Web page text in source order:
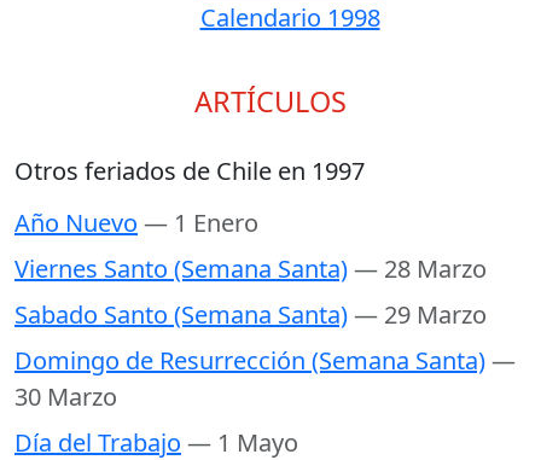
Calendario 1998
ARTÍCULOS
Otros feriados de Chile en 1997
Año Nuevo — 1 Enero
Viernes Santo (Semana Santa)— 28 Marzo
Sabado Santo (Semana Santa)— 29 Marzo
Domingo de Resurrección (Semana Santa)—
30 Marzo
Día del Trabajo — 1 Mayo